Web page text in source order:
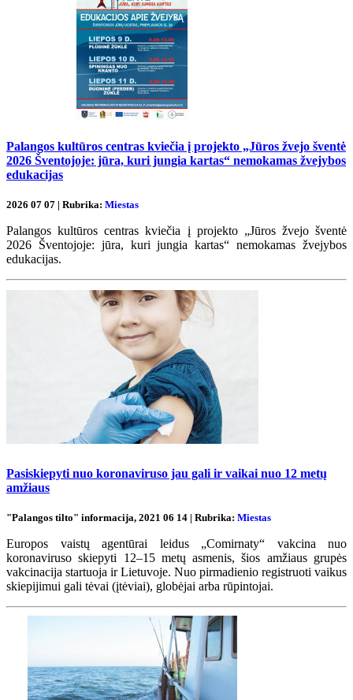
Palangos kultūros centras kviečia į projekto „Jūros žvejo šventė
2026 Šventojoje: jūra, kuri jungia kartas“ nemokamas žvejybos
edukacijas
2026 07 07 | Rubrika: Miestas
Palangos kultūros centras kviečia į projekto „Jūros žvejo šventė
2026 Šventojoje: jūra, kuri jungia kartas“ nemokamas žvejybos
edukacijas.
Pasiskiepyti nuo koronaviruso jau gali ir vaikai nuo 12 metų
amžiaus
"Palangos tilto" informacija, 2021 06 14 | Rubrika: Miestas
Europos vaistų agentūrai leidus „Comirnaty“ vakcina nuo
koronaviruso skiepyti 12–15 metų asmenis, šios amžiaus grupės
vakcinacija startuoja ir Lietuvoje. Nuo pirmadienio registruoti vaikus
skiepijimui gali tėvai (įtėviai), globėjai arba rūpintojai.